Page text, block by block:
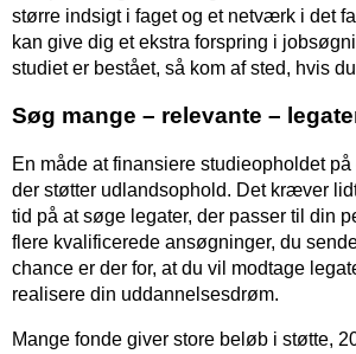
større indsigt i faget og et netværk i det
kan give dig et ekstra forspring i
studiet er bestået, så kom af sted, hvis
Søg mange – relevante –
En måde at finansiere studieopholdet
der støtter udlandsophold. Det kræver
tid på at søge legater, der passer til din
flere kvalificerede ansøgninger, du
chance er der for, at du vil modtage
realisere din uddannelsesdrøm.
Mange fonde giver store beløb i støtte,